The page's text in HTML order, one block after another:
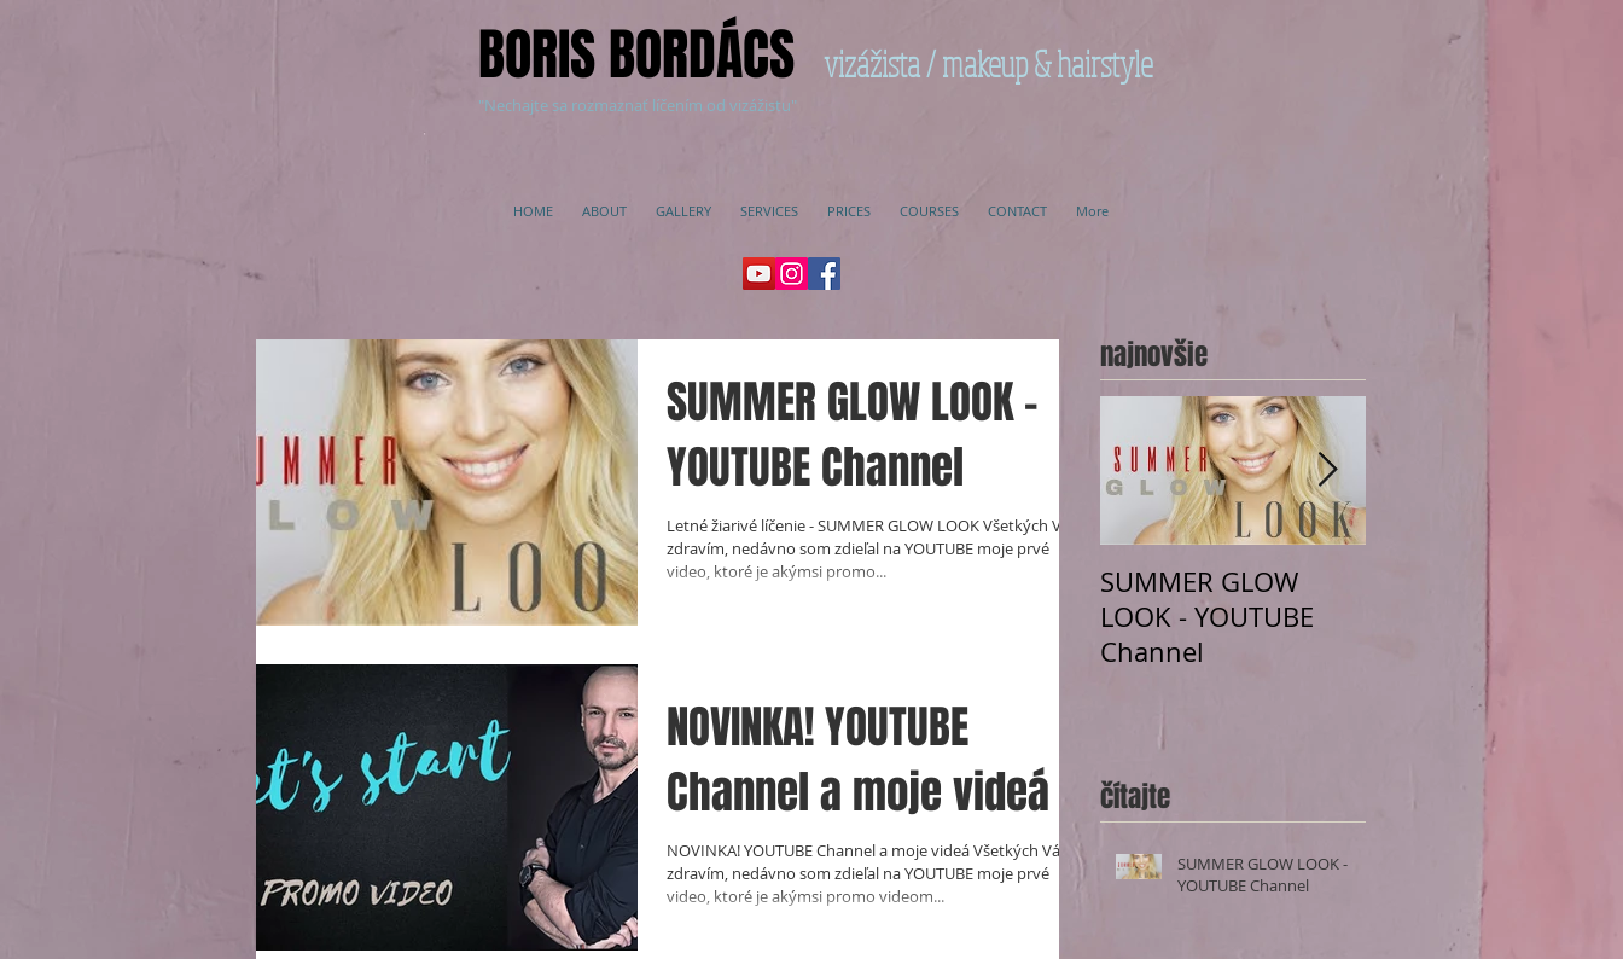
BORIS BORDÁCS vizážista / makeup & hairstyle
"Nechajte sa rozmaznať líčením od vizážistu"
HOME ABOUT GALLERY SERVICES PRICES COURSES CONTACT More
SUMMER GLOW LOOK -
YOUTUBE Channel
Letné žiarivé líčenie - SUMMER GLOW LOOK Všetkých Vás
zdravím, nedávno som zdieľal na YOUTUBE moje prvé
video, ktoré je akýmsi promo...
NOVINKA! YOUTUBE
Channel a moje videá
NOVINKA! YOUTUBE Channel a moje videá Všetkých Vás
zdravím, nedávno som zdieľal na YOUTUBE moje prvé
video, ktoré je akýmsi promo videom...
najnovšie
SUMMER GLOW
LOOK - YOUTUBE
Channel
čítajte
SUMMER GLOW LOOK -
YOUTUBE Channel